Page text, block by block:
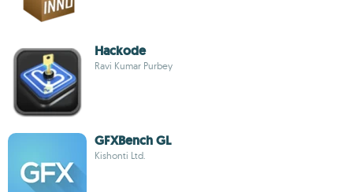
Hackode
Ravi Kumar Purbey
GFXBench GL
Kishonti Ltd.